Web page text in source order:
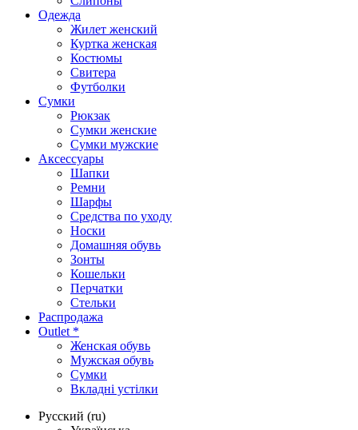
Одежда
Жилет женский
Куртка женская
Костюмы
Свитера
Футболки
Сумки
Рюкзак
Сумки женские
Сумки мужские
Аксеcсуары
Шапки
Ремни
Шарфы
Средства по уходу
Носки
Домашняя обувь
Зонты
Кошельки
Перчатки
Стельки
Распродажа
Outlet *
Женская обувь
Мужская обувь
Сумки
Вкладні устілки
Русский (ru)